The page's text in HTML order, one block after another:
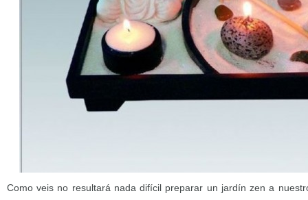
Como veis no resultará nada difícil preparar un jardín zen a